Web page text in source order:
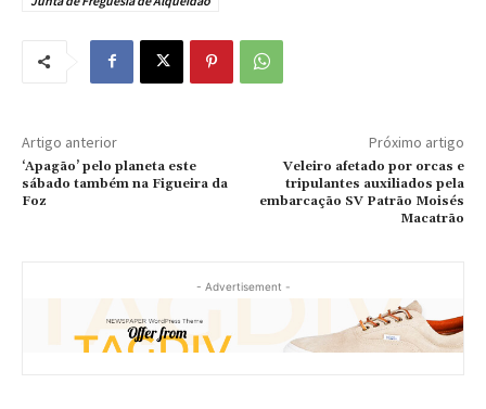
Artigo anterior
‘Apagão’ pelo planeta este
sábado também na Figueira da
Foz
Próximo artigo
Veleiro afetado por orcas e
tripulantes auxiliados pela
embarcação SV Patrão Moisés
Macatrão
- Advertisement -